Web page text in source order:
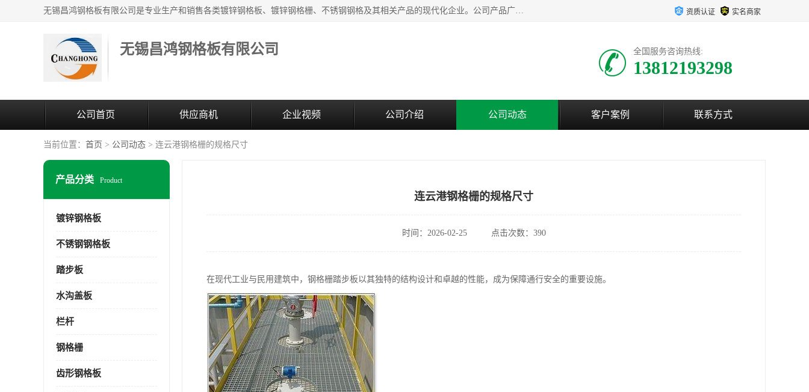
无锡昌鸿钢格板有限公司是专业生产和销售各类镀锌钢格板、镀锌钢格栅、不锈钢钢格及其相关产品的现代化企业。公司产品广泛运用于石油、化工、港口、电力、运输、造纸、医药、钢铁、食品、市政、房地产、制造业等各个领域。 资质认证 实名商家
无锡昌鸿钢格板有限公司 全国服务咨询热线:
13812193298
公司首页 供应商机 企业视频 公司介绍 公司动态 客户案例 联系方式
当前位置： 首页 > 公司动态 > 连云港钢格栅的规格尺寸
产品分类 Product
镀锌钢格板
不锈钢钢格板
踏步板
水沟盖板
栏杆
钢格栅
齿形钢格板
连云港钢格栅的规格尺寸
时间：2026-02-25 点击次数：390
在现代工业与民用建筑中，钢格栅踏步板以其独特的结构设计和卓越的性能，成为保障通行安全的重要设施。